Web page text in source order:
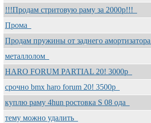
!!!Продам стритовую раму за 2000р!!!
Прома
Продам пружины от заднего амортизатора
металлолом
HARO FORUM PARTIAL 20! 3000р
срочно bmx haro forum 20! 3500р
куплю раму 4hun ростовка S 08 ода
тему можно удалить